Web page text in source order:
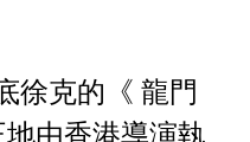
徐克的《 龍門
由香港導演執